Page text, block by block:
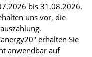
bis 31.08.2026.
uns vor, die
erhalten Sie
anwendbar auf